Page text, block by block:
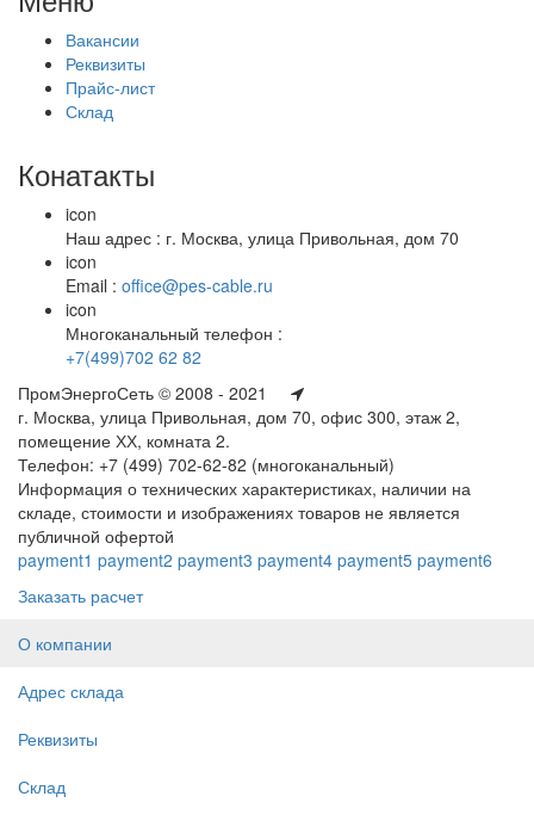
Вакансии
Реквизиты
Прайс-лист
Склад
Конатакты
icon
Наш адрес : г. Москва, улица Привольная, дом 70
icon
Email : office@pes-cable.ru
icon
Многоканальный телефон :
+7(499)702 62 82
ПромЭнергоСеть © 2008 - 2021
г. Москва, улица Привольная, дом 70, офис 300, этаж 2,
помещение ХХ, комната 2.
Телефон: +7 (499) 702-62-82 (многоканальный)
Информация о технических характеристиках, наличии на
складе, стоимости и изображениях товаров не является
публичной офертой
payment1 payment2 payment3 payment4 payment5 payment6
Заказать расчет
О компании
Адрес склада
Реквизиты
Склад